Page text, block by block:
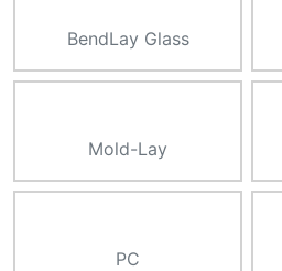
BendLay Glass
Mold-Lay
PC